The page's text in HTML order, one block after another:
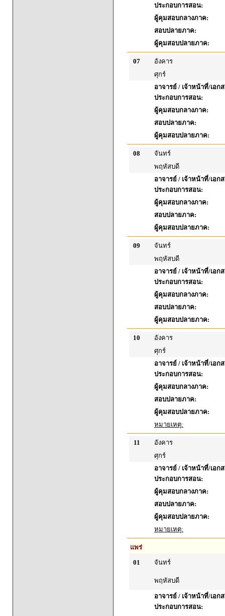
ประกอบการสอน:
ผู้คุมสอบกลางภาค:
สอบปลายภาค:
ผู้คุมสอบปลายภาค:
07
อังคาร
ศุกร์
อาจารย์ / เจ้าหน้าที่/เอก
ประกอบการสอน:
ผู้คุมสอบกลางภาค:
สอบปลายภาค:
ผู้คุมสอบปลายภาค:
08
จันทร์
พฤหัสบดี
อาจารย์ / เจ้าหน้าที่/เอก
ประกอบการสอน:
ผู้คุมสอบกลางภาค:
สอบปลายภาค:
ผู้คุมสอบปลายภาค:
09
จันทร์
พฤหัสบดี
อาจารย์ / เจ้าหน้าที่/เอก
ประกอบการสอน:
ผู้คุมสอบกลางภาค:
สอบปลายภาค:
ผู้คุมสอบปลายภาค:
10
อังคาร
ศุกร์
อาจารย์ / เจ้าหน้าที่/เอก
ประกอบการสอน:
ผู้คุมสอบกลางภาค:
สอบปลายภาค:
ผู้คุมสอบปลายภาค:
หมายเหตุ:
11
อังคาร
ศุกร์
อาจารย์ / เจ้าหน้าที่/เอก
ประกอบการสอน:
ผู้คุมสอบกลางภาค:
สอบปลายภาค:
ผู้คุมสอบปลายภาค:
หมายเหตุ:
แพร่
01
จันทร์
พฤหัสบดี
อาจารย์ / เจ้าหน้าที่/เอก
ประกอบการสอน: